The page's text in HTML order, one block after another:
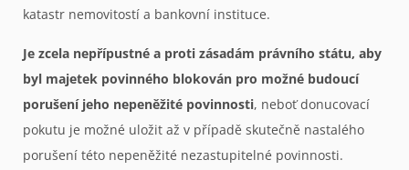
katastr nemovitostí a bankovní instituce.
Je zcela nepřípustné a proti zásadám právního státu, aby
byl majetek povinného blokován pro možné budoucí
porušení jeho nepeněžité povinnosti, neboť donucovací
pokutu je možné uložit až v případě skutečně nastalého
porušení této nepeněžité nezastupitelné povinnosti.